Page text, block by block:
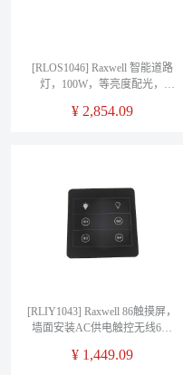
[RLOS1046] Raxwell 智能道路
灯，100W，等亮度配光，
型，RLOS1046， 1个/箱
¥ 2,854.09
[RLIY1043] Raxwell 86触摸屏，
墙面安装AC供电触控无线6键
RLIY1043， 1个/箱
¥ 1,449.09